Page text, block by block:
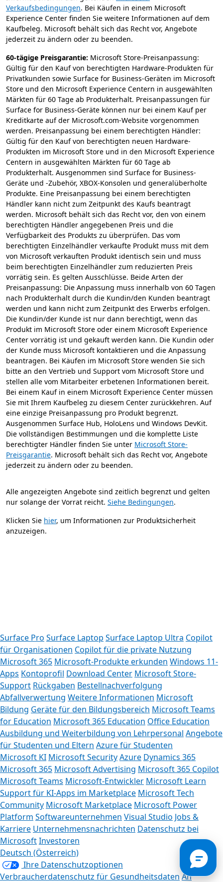
Verkaufsbedingungen. Bei Käufen in einem Microsoft
Experience Center finden Sie weitere Informationen auf dem
Kaufbeleg. Microsoft behält sich das Recht vor, Angebote
jederzeit zu ändern oder zu beenden.
60-tägige Preisgarantie: Microsoft Store-Preisanpassung:
Gültig für den Kauf von berechtigten Hardware-Produkten für
Privatkunden sowie Surface for Business-Geräten im Microsoft
Store und den Microsoft Experience Centern in ausgewählten
Märkten für 60 Tage ab Produkterhalt. Preisanpassungen für
Surface for Business-Geräte können nur bei einem Kauf per
Kreditkarte auf der Microsoft.com-Website vorgenommen
werden. Preisanpassung bei einem berechtigten Händler:
Gültig für den Kauf von berechtigten neuen Hardware-
Produkten im Microsoft Store und in den Microsoft Experience
Centern in ausgewählten Märkten für 60 Tage ab
Produkterhalt. Ausgenommen sind Surface for Business-
Geräte und -Zubehör, XBOX-Konsolen und generalüberholte
Produkte. Eine Preisanpassung bei einem berechtigten
Händler kann nicht zum Zeitpunkt des Kaufs beantragt
werden. Microsoft behält sich das Recht vor, den von einem
berechtigten Händler angegebenen Preis und die
Verfügbarkeit des Produkts zu überprüfen. Das vom
berechtigten Einzelhändler verkaufte Produkt muss mit dem
von Microsoft verkauften Produkt identisch sein und muss
beim berechtigten Einzelhändler zum reduzierten Preis
vorrätig sein. Es gelten Ausschlüsse. Beide Arten der
Preisanpassung: Die Anpassung muss innerhalb von 60 Tagen
nach Produkterhalt durch die Kundin/den Kunden beantragt
werden und kann nicht zum Zeitpunkt des Erwerbs erfolgen.
Die Kundin/der Kunde ist nur dann berechtigt, wenn das
Produkt im Microsoft Store oder einem Microsoft Experience
Center vorrätig ist und gekauft werden kann. Die Kundin oder
der Kunde muss Microsoft kontaktieren und die Anpassung
beantragen. Bei Käufen im Microsoft Store wenden Sie sich
bitte an den Vertrieb und Support vom Microsoft Store und
stellen alle vom Mitarbeiter erbetenen Informationen bereit.
Bei einem Kauf in einem Microsoft Experience Center müssen
Sie mit Ihrem Kaufbeleg zu diesem Center zurückkehren. Auf
eine einzige Preisanpassung pro Produkt begrenzt.
Ausgenommen Surface Hub, HoloLens und Windows DevKit.
Die vollständigen Bestimmungen und die komplette Liste
berechtigter Händler finden Sie unter Microsoft Store-
Preisgarantie. Microsoft behält sich das Recht vor, Angebote
jederzeit zu ändern oder zu beenden.
Alle angezeigten Angebote sind zeitlich begrenzt und gelten
nur solange der Vorrat reicht. Siehe Bedingungen.
Klicken Sie hier, um Informationen zur Produktsicherheit
anzuzeigen.
Surface Pro Surface Laptop Surface Laptop Ultra Copilot
für Organisationen Copilot für die private Nutzung
Microsoft 365 Microsoft-Produkte erkunden Windows 11-
Apps Kontoprofil Download Center Microsoft Store-
Support Rückgaben Bestellnachverfolgung
Abfallverwertung Weitere Informationen Microsoft
Bildung Geräte für den Bildungsbereich Microsoft Teams
for Education Microsoft 365 Education Office Education
Ausbildung und Weiterbildung von Lehrpersonal Angebote
für Studenten und Eltern Azure für Studenten
Microsoft KI Microsoft SecurityAzure Dynamics 365
Microsoft 365 Microsoft Advertising Microsoft 365 Copilot
Microsoft Teams Microsoft-Entwickler Microsoft Learn
Support für KI-Apps im Marketplace Microsoft Tech
Community Microsoft Marketplace Microsoft Power
Platform Softwareunternehmen Visual Studio Jobs &
Karriere Unternehmensnachrichten Datenschutz bei
MicrosoftInvestoren
Deutsch (Österreich)
Ihre Datenschutzoptionen
Verbraucherdatenschutz für Gesundheitsdaten An
Können wir
Der Store-